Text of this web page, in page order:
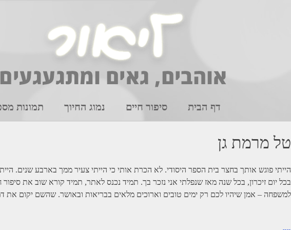
דף הבית סיפור חיים נמוג החיוך תמונות
טל מרמת גן
הייתי פוגש אותך בחצר בית הספר היסודי. לא הכרת אותי כי הייתי צעיר ממך בארבע שנים.
בכל יום זיכרון, בכל שנה מאז שנפלתי אני נזכר בך. תמיד נכנס לאתר, תמיד קורא שוב את
למשפחה – אמן שיהיו לכם רק ימים טובים וארוכים מלאים בבריאות ובאושר. שהשם יקום את